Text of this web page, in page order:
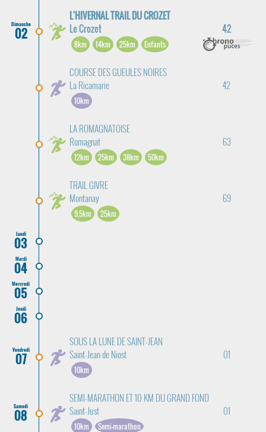
Dimanche
02
L'HIVERNAL TRAIL DU CROZET
Le Crozet
42
8km 14km 25km Enfants
COURSE DES GUEULES NOIRES
La Ricamarie
42
10km
LA ROMAGNATOISE
Romagnat
63
12km 25km 38km 50km
TRAIL GIVRE
Montanay
69
9,5km 25km
Lundi
03
Mardi
04
Mercredi
05
Jeudi
06
Vendredi
07
SOUS LA LUNE DE SAINT-JEAN
Saint-Jean de Niost
01
10km
Samedi
08
SEMI-MARATHON ET 10 KM DU GRAND FOND
Saint-Just
01
10km Semi-marathon